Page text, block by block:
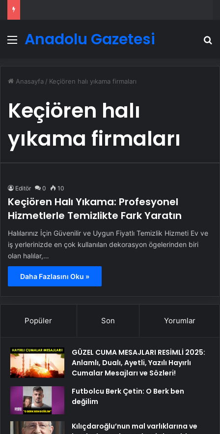
Menü
Anadolu Gazetesi
Anasayfa / Keçiören halı yıkama firmaları
Keçiören halı
yıkama firmaları
Editör 0 10
Keçiören Halı Yıkama: Profesyonel
Hizmetlerle Temizlikte Fark Yaratın
Halılarınız İçin Güvenilir ve Uygun Fiyatlı Temizlik Hizmeti Ev ve
iş yerlerinizde en çok kullanılan dekorasyon ögelerinden biri
olan halılar,…
Daha Fazlasını Oku »
Popüler Son Yorumlar
GÜZEL CUMA MESAJLARI RESİMLİ 2025:
Anlamlı, Dualı, Ayetli, Yazılı Hayırlı
Cumalar Mesajları ve Sözleri!
Futbolcu Berk Çetin: O Berk ben
değilim
Kılıçdaroğlu’nun mal varlıklarına ve